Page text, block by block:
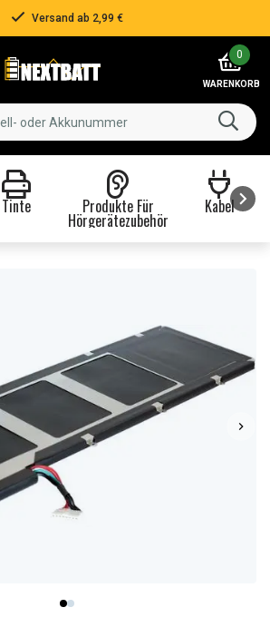
Versand ab 2,99 €
0
WARENKORB
Tinte Produkte Für
Hörgerätezubehör
Kabel
item
item